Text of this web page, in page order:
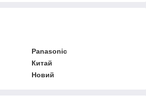
Panasonic
Китай
Новий